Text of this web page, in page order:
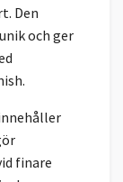
Den
och ger
finare